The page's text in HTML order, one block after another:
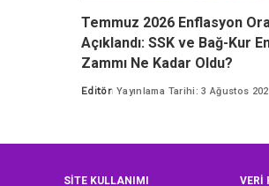
Temmuz 2026 Enflasyon
Açıklandı: SSK ve Bağ-Kur
Zammı Ne Kadar Oldu?
Posted
Editör Yayınlama Tarihi: 3 Ağustos
SİTE KULLANIMI VERİ